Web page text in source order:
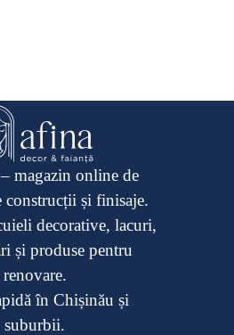
magazin online de
construcții și finisaje.
decorative, lacuri,
și produse pentru
renovare.
în Chișinău și
suburbii.